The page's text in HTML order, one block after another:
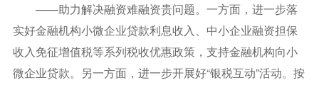
——助力解决融资难融资贵问题。一方面，进一步落
实好金融机构小微企业贷款利息收入、中小企业融资担保
收入免征增值税等系列税收优惠政策，支持金融机构向小
微企业贷款。另一方面，进一步开展好“银税互动”活动。按